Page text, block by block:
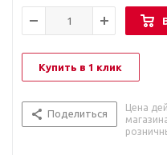
Купить в 1 клик
Поделиться
Цена